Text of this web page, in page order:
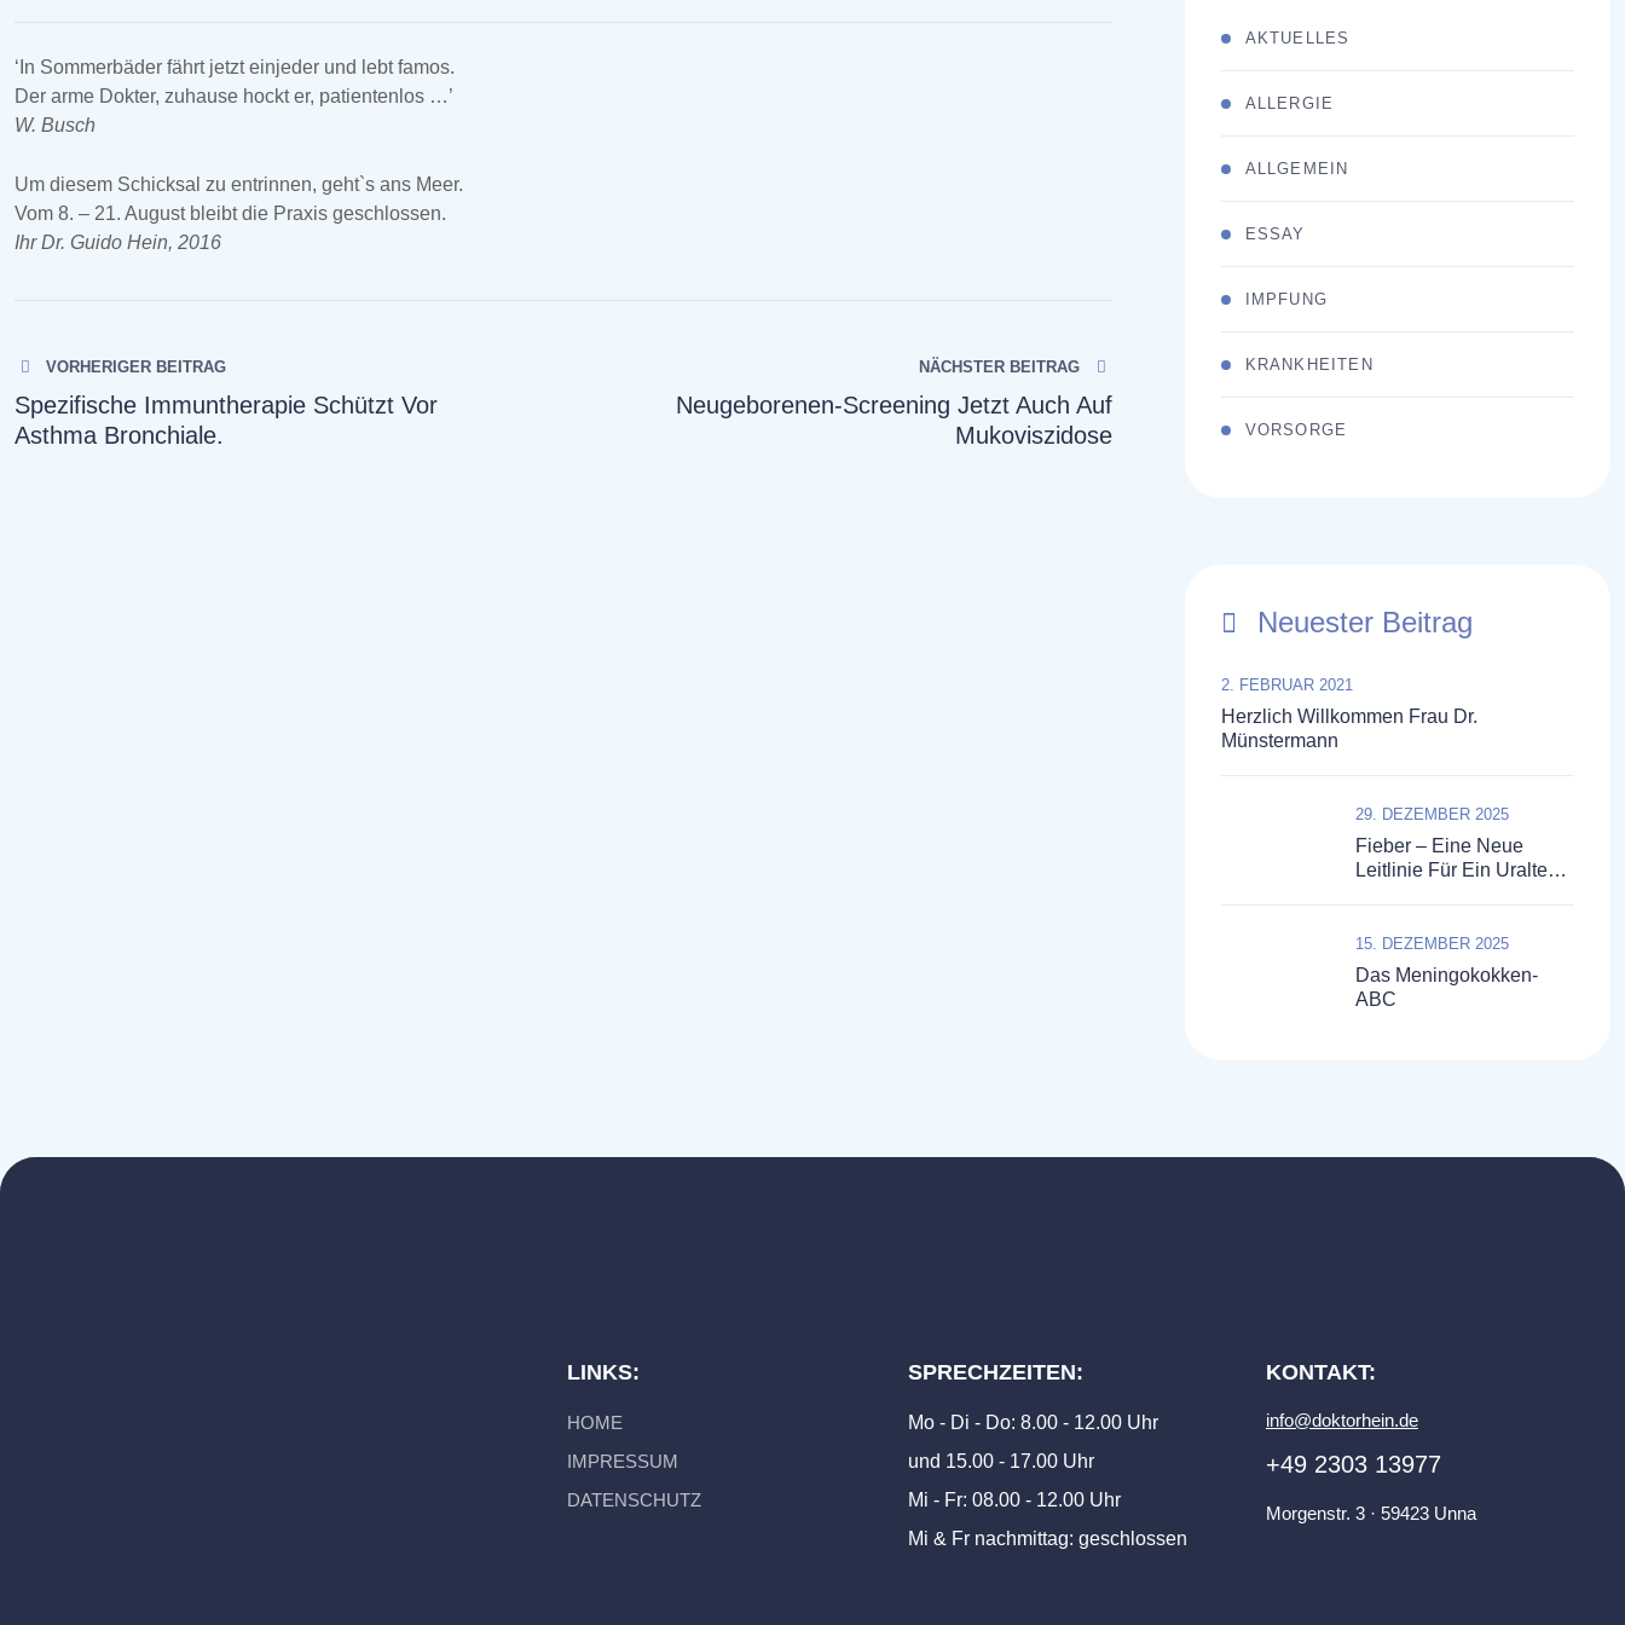
‘In Sommerbäder fährt jetzt einjeder und lebt famos.
Der arme Dokter, zuhause hockt er, patientenlos …’
W. Busch
Um diesem Schicksal zu entrinnen, geht`s ans Meer.
Vom 8. – 21. August bleibt die Praxis geschlossen.
Ihr Dr. Guido Hein, 2016
VORHERIGER BEITRAG
Spezifische Immuntherapie Schützt Vor
Asthma Bronchiale.
NÄCHSTER BEITRAG
Neugeborenen-Screening Jetzt Auch Auf
Mukoviszidose
AKTUELLES
ALLERGIE
ALLGEMEIN
ESSAY
IMPFUNG
KRANKHEITEN
VORSORGE
Neuester Beitrag
Herzlich Willkommen Frau Dr.
Münstermann
2. FEBRUAR 2021
Fieber – Eine Neue
Leitlinie Für Ein Uraltes
29. DEZEMBER 2025
Das Meningokokken-
ABC
15. DEZEMBER 2025
LINKS:
HOME
IMPRESSUM
DATENSCHUTZ
SPRECHZEITEN:
Mo - Di - Do: 8.00 - 12.00 Uhr
und 15.00 - 17.00 Uhr
Mi - Fr: 08.00 - 12.00 Uhr
Mi & Fr nachmittag: geschlossen
KONTAKT:
Morgenstr. 3 · 59423 Unna
+49 2303 13977
info@doktorhein.de